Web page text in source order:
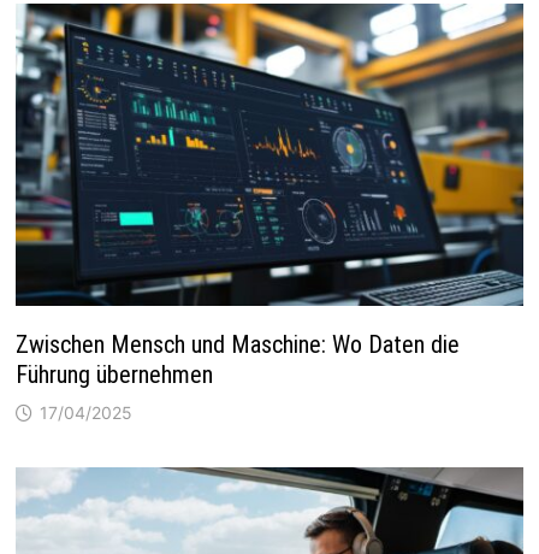
Zwischen Mensch und Maschine: Wo Daten die
Führung übernehmen
17/04/2025